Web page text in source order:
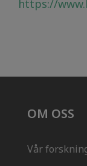
https://
OM OSS
Vår